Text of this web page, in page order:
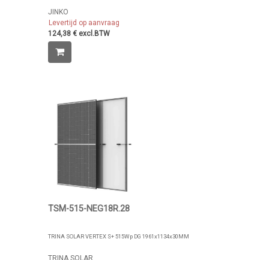
JINKO
Levertijd op aanvraag
124,38 € excl.BTW
TSM-515-NEG18R.28
TRINA SOLAR VERTEX S+ 515Wp DG 1961x1134x30MM
TRINA SOLAR